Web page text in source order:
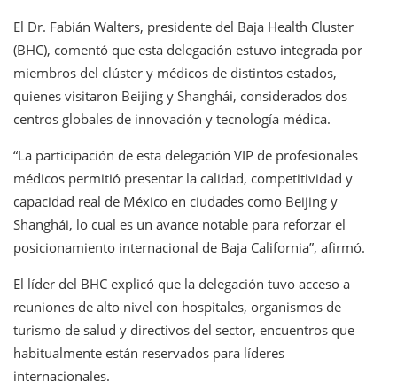
El Dr. Fabián Walters, presidente del Baja Health Cluster
(BHC), comentó que esta delegación estuvo integrada por
miembros del clúster y médicos de distintos estados,
quienes visitaron Beijing y Shanghái, considerados dos
centros globales de innovación y tecnología médica.
“La participación de esta delegación VIP de profesionales
médicos permitió presentar la calidad, competitividad y
capacidad real de México en ciudades como Beijing y
Shanghái, lo cual es un avance notable para reforzar el
posicionamiento internacional de Baja California”, afirmó.
El líder del BHC explicó que la delegación tuvo acceso a
reuniones de alto nivel con hospitales, organismos de
turismo de salud y directivos del sector, encuentros que
habitualmente están reservados para líderes
internacionales.